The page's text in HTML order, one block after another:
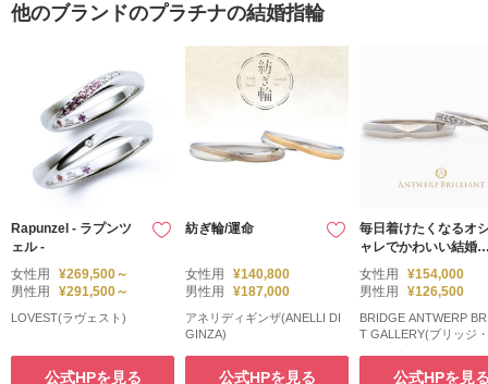
他のブランドのプラチナの結婚指輪
Rapunzel - ラプンツ
ェル -
女性用
¥269,500～
男性用
¥291,500～
LOVEST(ラヴェスト)
公式HPを見る
紡ぎ輪/運命
女性用
¥140,800
男性用
¥187,000
アネリディギンザ(ANELLI DI
GINZA)
公式HPを見る
毎日着けたくなるオ
ャレでかわいい結婚
輪Siriusは指を細くキ
レイに魅せてくれる
女性用
¥154,000
男性用
¥126,500
BRIDGE ANTWERP
T GALLERY(ブリッジ
公式HPを見